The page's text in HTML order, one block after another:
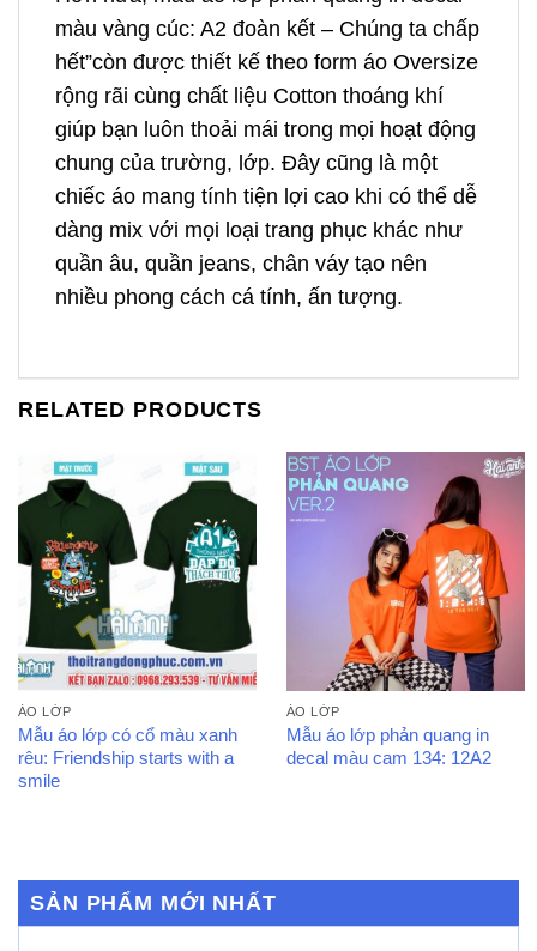
màu vàng cúc: A2 đoàn kết – Chúng ta chấp
hết”còn được thiết kế theo form áo Oversize
rộng rãi cùng chất liệu Cotton thoáng khí
giúp bạn luôn thoải mái trong mọi hoạt động
chung của trường, lớp. Đây cũng là một
chiếc áo mang tính tiện lợi cao khi có thể dễ
dàng mix với mọi loại trang phục khác như
quần âu, quần jeans, chân váy tạo nên
nhiều phong cách cá tính, ấn tượng.
RELATED PRODUCTS
ÁO LỚP
Mẫu áo lớp có cổ màu xanh
rêu: Friendship starts with a
smile
ÁO LỚP
Mẫu áo lớp phản quang in
decal màu cam 134: 12A2
SẢN PHẨM MỚI NHẤT